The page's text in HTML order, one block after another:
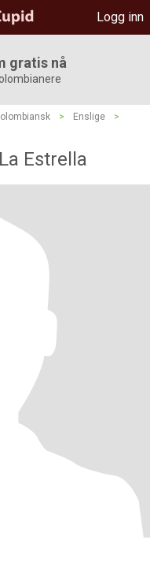
Logg inn
gratis nå
> Enslige
>
Estrella